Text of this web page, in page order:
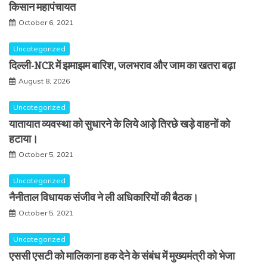
किसान महापंचायत
October 6, 2021
Uncategorized
दिल्ली-NCR में झमाझम बारिश, जलभराव और जाम का खतरा बढ़ा
August 8, 2026
Uncategorized
यातायात व्यवस्था को सुधारने के लिये आड़े तिरछे खड़े वाहनों को
हटाया।
October 5, 2021
Uncategorized
नैनीताल विधायक संजीव ने ली अधिकारियों की बैठक।
October 5, 2021
Uncategorized
एससी एसटी को मालिकाना हक देने के संबंध में मुख्यमंत्री को भेजा